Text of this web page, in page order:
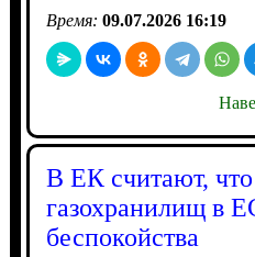
Время: 09.07.2026 16:19
В ЕК считают,
газохранилищ в
беспокойства